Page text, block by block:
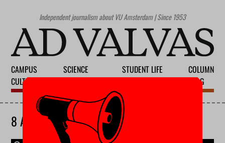
Independent journalism about VU Amsterdam | Since 1953
CAMPUS
CULTURE
SCIENCE
STUDENT LIFE
COLUMN
BLOG
8 AUGUST 2026